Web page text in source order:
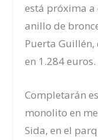
está próxima a
anillo de
Puerta Guillén,
en 1.284 euros.
Completarán
monolito en
Sida, en el